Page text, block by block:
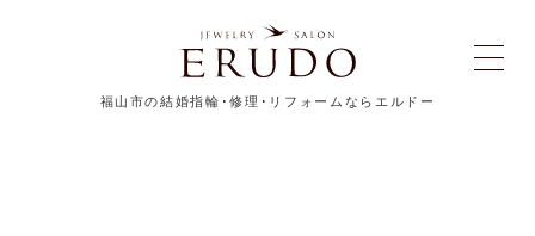
福山市の結婚指輪･修理･リフォームならエルドー